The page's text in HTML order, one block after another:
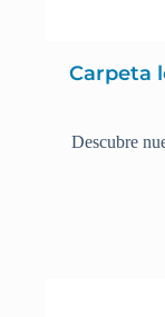
Carpeta
Descubre